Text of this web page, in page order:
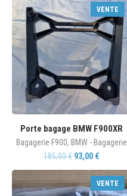
VENTE
Porte bagage BMW F900XR
Bagagerie F900, BMW - Bagagerie
185,00€ 93,00 €
VENTE